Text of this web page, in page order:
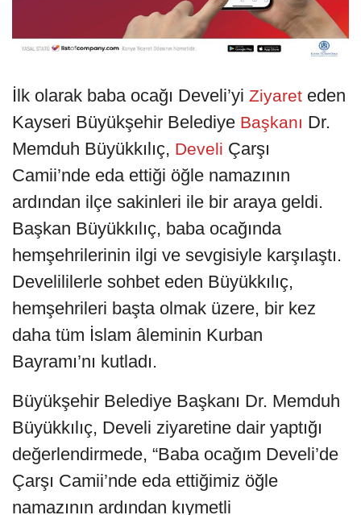
İlk olarak baba ocağı Develi’yi Ziyaret eden
Kayseri Büyükşehir Belediye Başkanı Dr.
Memduh Büyükkılıç, Develi Çarşı
Camii’nde eda ettiği öğle namazının
ardından ilçe sakinleri ile bir araya geldi.
Başkan Büyükkılıç, baba ocağında
hemşehrilerinin ilgi ve sevgisiyle karşılaştı.
Develililerle sohbet eden Büyükkılıç,
hemşehrileri başta olmak üzere, bir kez
daha tüm İslam âleminin Kurban
Bayramı’nı kutladı.
Büyükşehir Belediye Başkanı Dr. Memduh
Büyükkılıç, Develi ziyaretine dair yaptığı
değerlendirmede, “Baba ocağım Develi’de
Çarşı Camii’nde eda ettiğimiz öğle
namazının ardından kıymetli